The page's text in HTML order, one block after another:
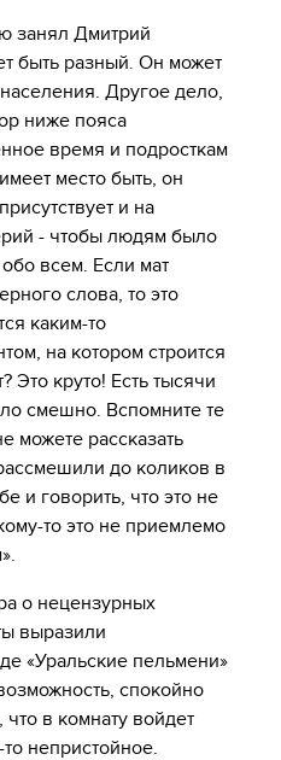
занял Дмитрий
быть разный. Он может
Другое дело,
ниже пояса
время и подросткам
место быть, он
и на
- чтобы людям было
всем. Если мат
слова, то это
каким-то
на котором строится
Это круто! Есть тысячи
смешно. Вспомните те
можете рассказать
до коликов в
и говорить, что это не
то это не приемлемо
о нецензурных
выразили
«Уральские пельмени»
спокойно
в комнату войдет
непристойное.